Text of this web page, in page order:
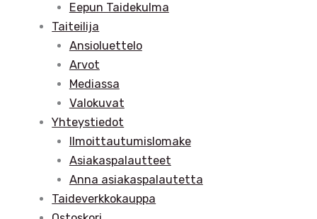
Eepun Taidekulma
Taiteilija
Ansioluettelo
Arvot
Mediassa
Valokuvat
Yhteystiedot
Ilmoittautumislomake
Asiakaspalautteet
Anna asiakaspalautetta
Taideverkkokauppa